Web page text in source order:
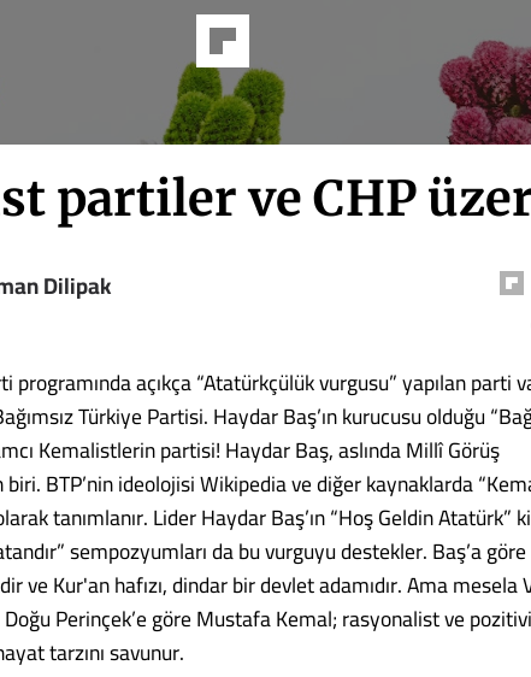
partiler ve CHP
Dilipak
programında açıkça “Atatürkçülük vurgusu” yapılan parti
Türkiye Partisi. Haydar Baş’ın kurucusu olduğu
Kemalistlerin partisi! Haydar Baş, aslında Millî Görüş
BTP’nin ideolojisi Wikipedia ve diğer kaynaklarda
tanımlanır. Lider Haydar Baş’ın “Hoş Geldin Atatürk”
sempozyumları da bu vurguyu destekler. Baş’a
ve Kur'an hafızı, dindar bir devlet adamıdır. Ama mesela
Perinçek’e göre Mustafa Kemal; rasyonalist ve
tarzını savunur.